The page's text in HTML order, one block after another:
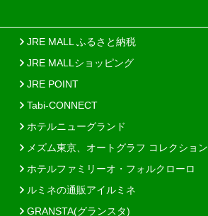
JRE MALL ふるさと納税
JRE MALLショッピング
JRE POINT
Tabi-CONNECT
ホテルニューグランド
メズム東京、オートグラフ コレクション
ホテルファミリーオ・フォルクローロ
ルミネの通販アイルミネ
GRANSTA(グランスタ)